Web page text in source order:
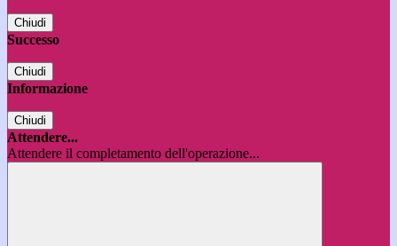
Chiudi
Successo
Chiudi
Informazione
Chiudi
Attendere...
Attendere il completamento dell'operazione...